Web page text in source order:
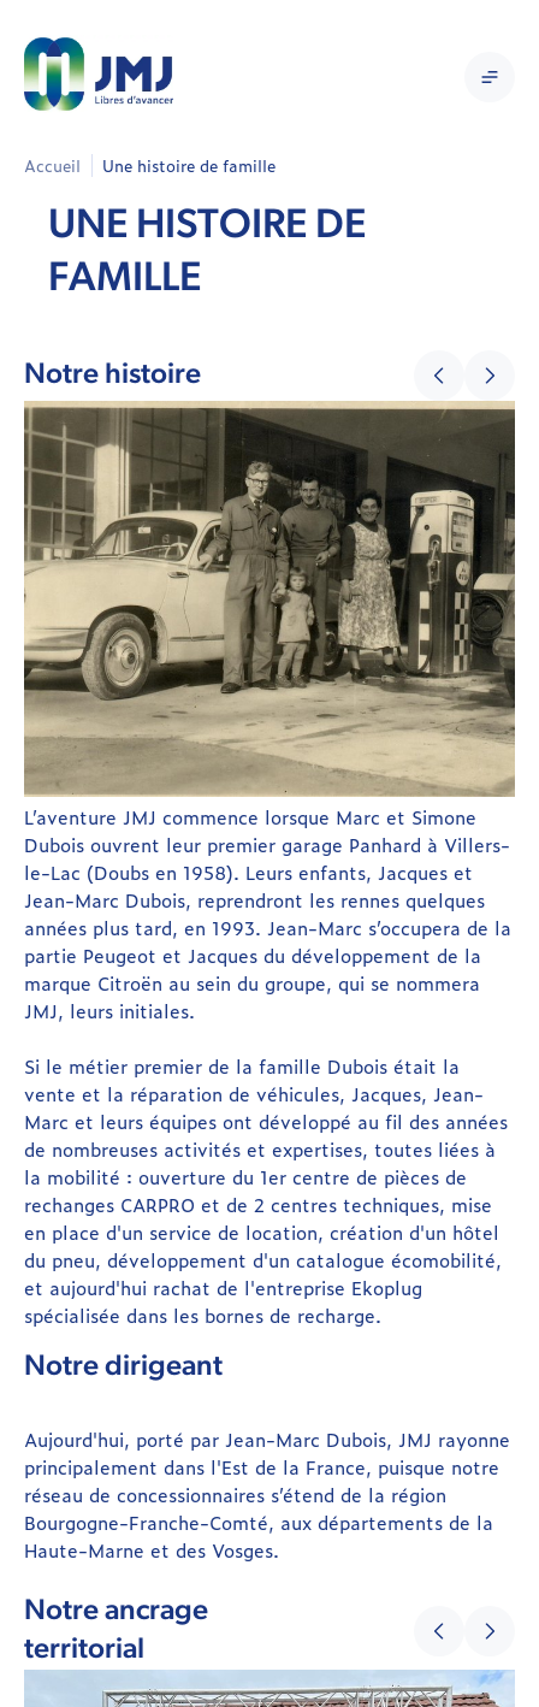
Accueil Une histoire de famille
UNE HISTOIRE DE
FAMILLE
Notre histoire
L’aventure JMJ commence lorsque Marc et Simone
Dubois ouvrent leur premier garage Panhard à Villers-
le-Lac (Doubs en 1958). Leurs enfants, Jacques et
Jean-Marc Dubois, reprendront les rennes quelques
années plus tard, en 1993. Jean-Marc s’occupera de la
partie Peugeot et Jacques du développement de la
marque Citroën au sein du groupe, qui se nommera
JMJ, leurs initiales.
Si le métier premier de la famille Dubois était la
vente et la réparation de véhicules, Jacques, Jean-
Marc et leurs équipes ont développé au fil des années
de nombreuses activités et expertises, toutes liées à
la mobilité : ouverture du 1er centre de pièces de
rechanges CARPRO et de 2 centres techniques, mise
en place d'un service de location, création d'un hôtel
du pneu, développement d'un catalogue écomobilité,
et aujourd'hui rachat de l'entreprise Ekoplug
spécialisée dans les bornes de recharge.
Notre dirigeant
Aujourd'hui, porté par Jean-Marc Dubois, JMJ rayonne
principalement dans l'Est de la France, puisque notre
réseau de concessionnaires s’étend de la région
Bourgogne-Franche-Comté, aux départements de la
Haute-Marne et des Vosges.
Notre ancrage
territorial